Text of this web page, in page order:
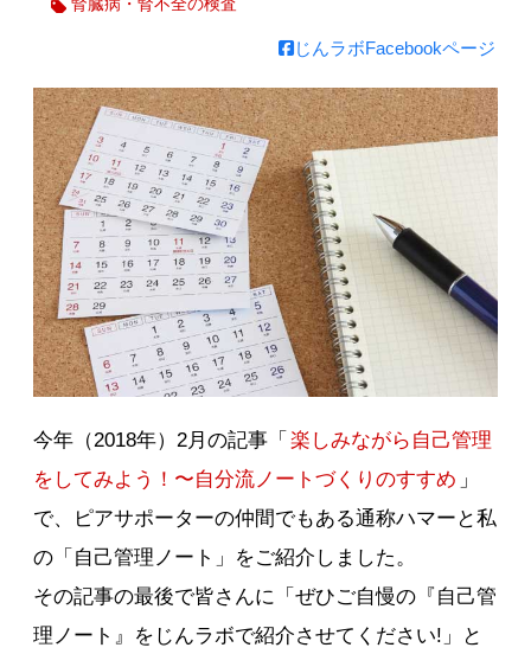
腎臓病・腎不全の検査
じんラボFacebookページ
今年（2018年）2月の記事「 楽しみながら自己管理
をしてみよう！〜自分流ノートづくりのすすめ 」
で、ピアサポーターの仲間でもある通称ハマーと私
の「自己管理ノート」をご紹介しました。
その記事の最後で皆さんに「ぜひご自慢の『自己管
理ノート』をじんラボで紹介させてください!」と